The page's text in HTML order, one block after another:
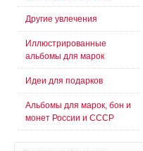
Другие увлечения
Иллюстрированные
альбомы для марок
Идеи для подарков
Альбомы для марок, бон и
монет России и СССР